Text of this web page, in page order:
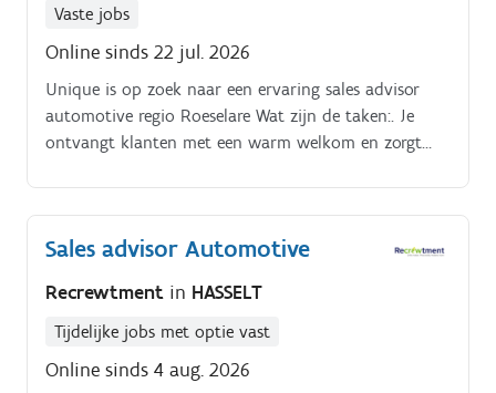
Vaste jobs
Online sinds 22 jul. 2026
Unique is op zoek naar een ervaring sales advisor
automotive regio Roeselare Wat zijn de taken:. Je
ontvangt klanten met een warm welkom en zorgt
ambassadeur van de Peugeot en Citroën merken en
hebt een uitstekende kennis van de producten en
diensten die wij aanbieden Je adviseert de klanten bij
afhandeling van de verkoop Verantwoordelijkheden.
Sales advisor Automotive
Recrewtment in HASSELT
Tijdelijke jobs met optie vast
Online sinds 4 aug. 2026